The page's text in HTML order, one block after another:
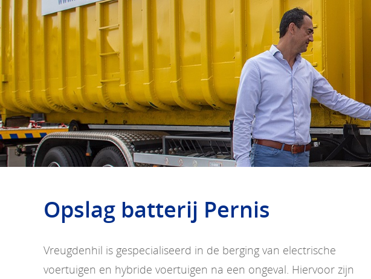
Opslag batterij Pernis
Vreugdenhil is gespecialiseerd in de berging van electrische
voertuigen en hybride voertuigen na een ongeval. Hiervoor zijn